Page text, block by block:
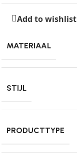
Add to wishlist
MATERIAAL
STIJL
PRODUCTTYPE